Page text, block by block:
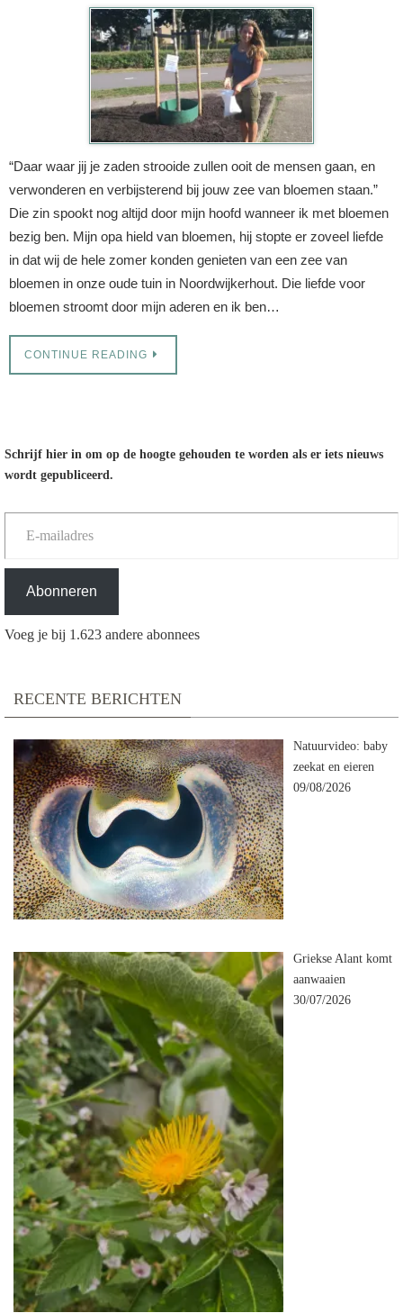
“Daar waar jij je zaden strooide zullen ooit de mensen gaan, en
verwonderen en verbijsterend bij jouw zee van bloemen staan.”
Die zin spookt nog altijd door mijn hoofd wanneer ik met bloemen
bezig ben. Mijn opa hield van bloemen, hij stopte er zoveel liefde
in dat wij de hele zomer konden genieten van een zee van
bloemen in onze oude tuin in Noordwijkerhout. Die liefde voor
bloemen stroomt door mijn aderen en ik ben…
CONTINUE READING
Schrijf hier in om op de hoogte gehouden te worden als er iets nieuws
wordt gepubliceerd.
E-mailadres
Abonneren
Voeg je bij 1.623 andere abonnees
RECENTE BERICHTEN
Natuurvideo: baby
zeekat en eieren
09/08/2026
Griekse Alant komt
aanwaaien
30/07/2026